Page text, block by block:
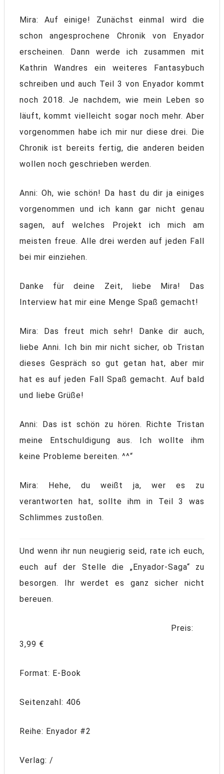
Mira: Auf einige! Zunächst einmal wird die
schon angesprochene Chronik von Enyador
erscheinen. Dann werde ich zusammen mit
Kathrin Wandres ein weiteres Fantasybuch
schreiben und auch Teil 3 von Enyador kommt
noch 2018. Je nachdem, wie mein Leben so
läuft, kommt vielleicht sogar noch mehr. Aber
vorgenommen habe ich mir nur diese drei. Die
Chronik ist bereits fertig, die anderen beiden
wollen noch geschrieben werden.
Anni: Oh, wie schön! Da hast du dir ja einiges
vorgenommen und ich kann gar nicht genau
sagen, auf welches Projekt ich mich am
meisten freue. Alle drei werden auf jeden Fall
bei mir einziehen.
Danke für deine Zeit, liebe Mira! Das
Interview hat mir eine Menge Spaß gemacht!
Mira: Das freut mich sehr! Danke dir auch,
liebe Anni. Ich bin mir nicht sicher, ob Tristan
dieses Gespräch so gut getan hat, aber mir
hat es auf jeden Fall Spaß gemacht. Auf bald
und liebe Grüße!
Anni: Das ist schön zu hören. Richte Tristan
meine Entschuldigung aus. Ich wollte ihm
keine Probleme bereiten. ^^“
Mira: Hehe, du weißt ja, wer es zu
verantworten hat, sollte ihm in Teil 3 was
Schlimmes zustoßen.
Und wenn ihr nun neugierig seid, rate ich euch,
euch auf der Stelle die „Enyador-Saga“ zu
besorgen. Ihr werdet es ganz sicher nicht
bereuen.
Preis:
3,99 €
Format: E-Book
Seitenzahl: 406
Reihe: Enyador #2
Verlag: /